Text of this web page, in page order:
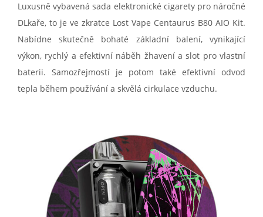
Luxusně vybavená sada elektronické cigarety pro náročné
DLkaře, to je ve zkratce Lost Vape Centaurus B80 AIO Kit.
Nabídne skutečně bohaté základní balení, vynikající
výkon, rychlý a efektivní náběh žhavení a slot pro vlastní
baterii. Samozřejmostí je potom také efektivní odvod
tepla během používání a skvělá cirkulace vzduchu.